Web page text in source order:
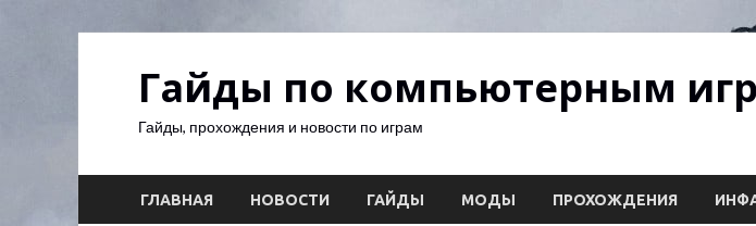
Гайды по компьютерным
Гайды, прохождения и новости по играм
ГЛАВНАЯ НОВОСТИ ГАЙДЫ МОДЫ ПРОХОЖДЕНИЯ